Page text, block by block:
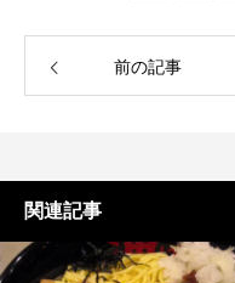
前の記事
関連記事